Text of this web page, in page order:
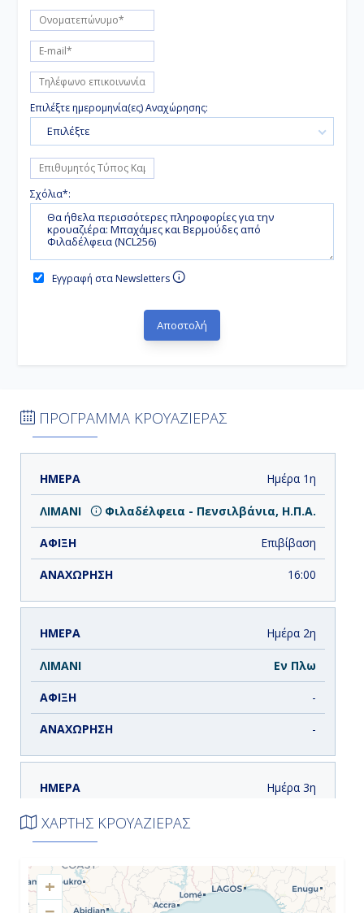
Επιλέξτε ημερομηνία(ες) Αναχώρησης:
Επιλέξτε
Σχόλια*:
Εγγραφή στα Newsletters
ΠΡΟΓΡΑΜΜΑ ΚΡΟΥΑΖΙΕΡΑΣ
ΗΜΕΡΑ ΑΝΑΧΩΡΗΣΗ
Ημέρα 1η
Φιλαδέλφεια - Πενσιλβάνια, Η.Π.Α.
Επιβίβαση
16:00
Ημέρα 2η
Εν Πλω
-
-
Ημέρα 3η
Ρούαγιαλ Νάβαλ Ντόκγιαρντ,
10:00
-
ΧΑΡΤΗΣ ΚΡΟΥΑΖΙΕΡΑΣ
+